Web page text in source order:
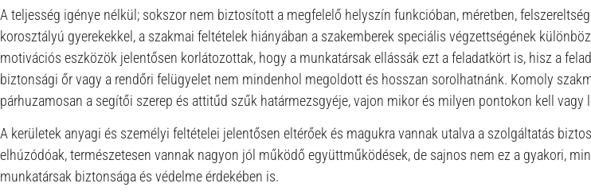
A teljesség igénye nélkül; sokszor nem biztosított a megfelelő helyszín funkcióban, méretben,
korosztályú gyerekekkel, a szakmai feltételek hiányában a szakemberek speciális végzettségének
motivációs eszközök jelentősen korlátozottak, hogy a munkatársak ellássák ezt a feladatkört is, hisz a
biztonsági őr vagy a rendőri felügyelet nem mindenhol megoldott és hosszan sorolhatnánk. Komoly
párhuzamosan a segítői szerep és attitűd szűk határmezsgyéje, vajon mikor és milyen pontokon kell
A kerületek anyagi és személyi feltételei jelentősen eltérőek és magukra vannak utalva a szolgáltatás
elhúzódóak, természetesen vannak nagyon jól működő együttműködések, de sajnos nem ez a gyakori,
munkatársak biztonsága és védelme érdekében is.